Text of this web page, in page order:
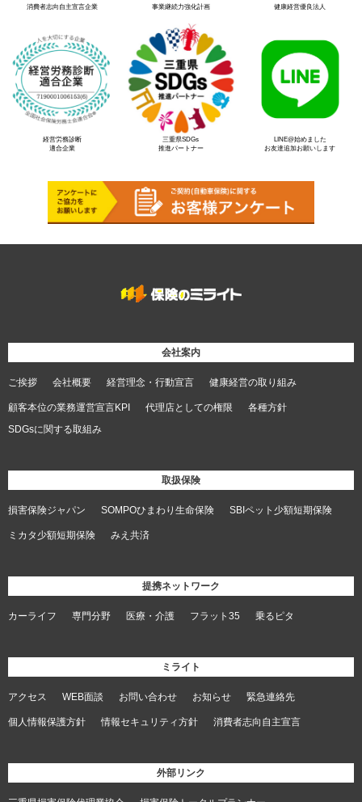
消費者志向自主宣言企業 事業継続力強化計画 健康経営優良法人
経営労務診断
適合企業
三重県SDGs
推進パートナー
LINE@始めました
お友達追加お願いします
会社案内
ご挨拶 会社概要 経営理念・行動宣言 健康経営の取り組み
顧客本位の業務運営宣言KPI 代理店としての権限
各種方針
SDGsに関する取組み
取扱保険
損害保険ジャパン SOMPOひまわり生命保険 SBIペット少額短期保険
ミカタ少額短期保険 みえ共済
提携ネットワーク
カーライフ 専門分野 医療・介護 フラット35 乗るピタ
ミライト
アクセス WEB面談 お問い合わせ お知らせ 緊急連絡先
個人情報保護方針 情報セキュリティ方針 消費者志向自主宣言
外部リンク